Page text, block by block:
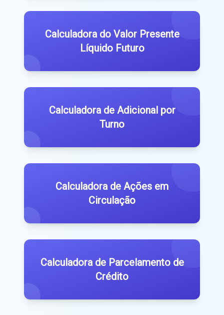
Calculadora do Valor Presente
Líquido Futuro
Calculadora de Adicional por
Turno
Calculadora de Ações em
Circulação
Calculadora de Parcelamento de
Crédito